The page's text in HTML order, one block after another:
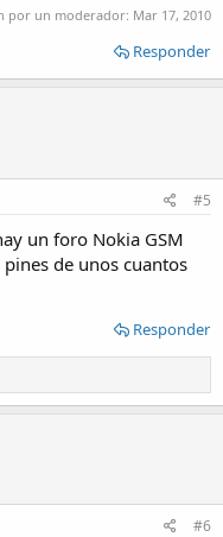
por un moderador: Mar 17, 2010
Responder
#5
un foro Nokia GSM
de unos cuantos
Responder
#6